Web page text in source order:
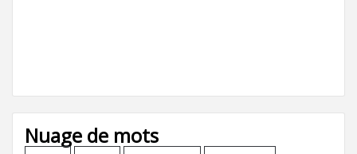
Nuage de mots